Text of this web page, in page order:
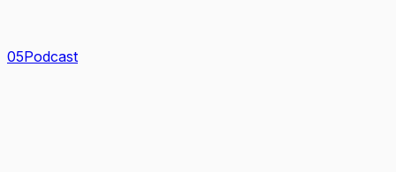
05Podcast